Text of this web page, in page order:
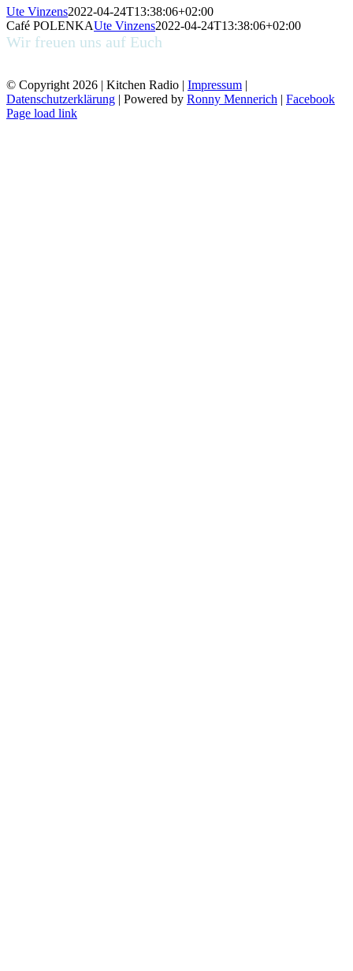
Ute Vinzens2022-04-24T13:38:06+02:00
Café POLENKAUte Vinzens2022-04-24T13:38:06+02:00
Wir freuen uns auf Euch
© Copyright 2026 | Kitchen Radio | Impressum |
Datenschutzerklärung | Powered by Ronny Mennerich | Facebook
Page load link